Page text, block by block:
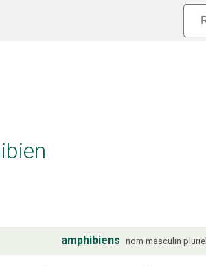
amphibiens nom masculin pluriel